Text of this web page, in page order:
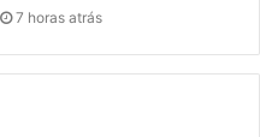
7 horas atrás